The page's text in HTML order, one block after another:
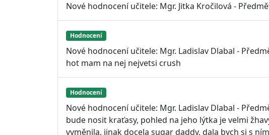
Nové hodnocení učitele: Mgr. Jitka Kročilová -
Hodnocení
Nové hodnocení učitele: Mgr. Ladislav Dlabal -
hot mam na nej nejvetsi crush
Hodnocení
Nové hodnocení učitele: Mgr. Ladislav Dlabal -
bude nosit kraťasy, pohled na jeho lýtka je velmi
vyměnila. jinak docela sugar daddy, dala bych si s